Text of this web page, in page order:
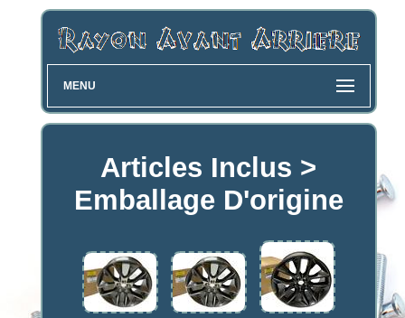
MENU
Articles Inclus >
Emballage D'origine